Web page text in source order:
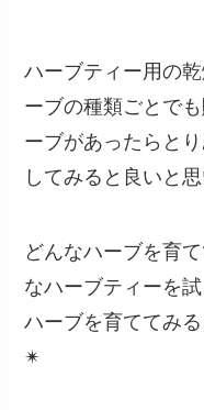
ハーブティー用の
ーブの種類ごとで
ーブがあったらと
してみると良いと
どんなハーブを育
なハーブティーを
ハーブを育ててみ
✴︎